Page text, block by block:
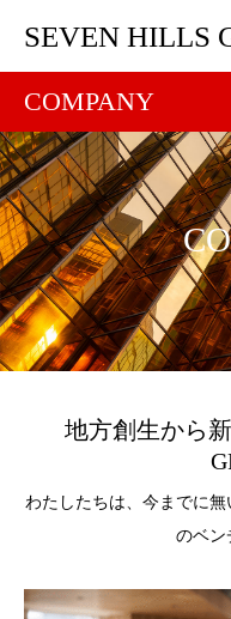
SEVEN HILLS
COMPANY
地方創生から
わたしたちは、今までに
のベン